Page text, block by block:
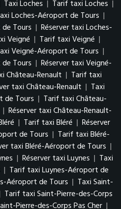
Taxi Loches | Tarif taxi Loches |
Loches-Aéroport de Tours |
Tours | Réserver taxi Loches-
Veigné | Tarif taxi Veigné |
Veigné-Aéroport de Tours |
Tours | Réserver taxi Veigné-
Château-Renault | Tarif taxi
taxi Château-Renault | Taxi
de Tours | Tarif taxi Château-
| Réserver taxi Château-Renault-
| Tarif taxi Bléré | Réserver
de Tours | Tarif taxi Bléré-
taxi Bléré-Aéroport de Tours |
| Réserver taxi Luynes | Taxi
| Tarif taxi Luynes-Aéroport de
Aéroport de Tours | Taxi Saint-
Tarif taxi Saint-Pierre-des-Corps
Pierre-des-Corps Pas Cher |